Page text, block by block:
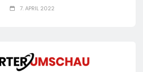
7. APRIL 2022